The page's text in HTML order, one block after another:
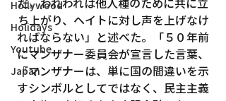
Hollywood
Holidays
Youtube
Japan
ち上がり、ヘイトに対し声を上げなけ
ればならない」と述べた。「５０年前
にマンザナー委員会が宣言した言葉、
『マンザナーは、単に国の間違いを示
すシンボルとしてではなく、民主主義